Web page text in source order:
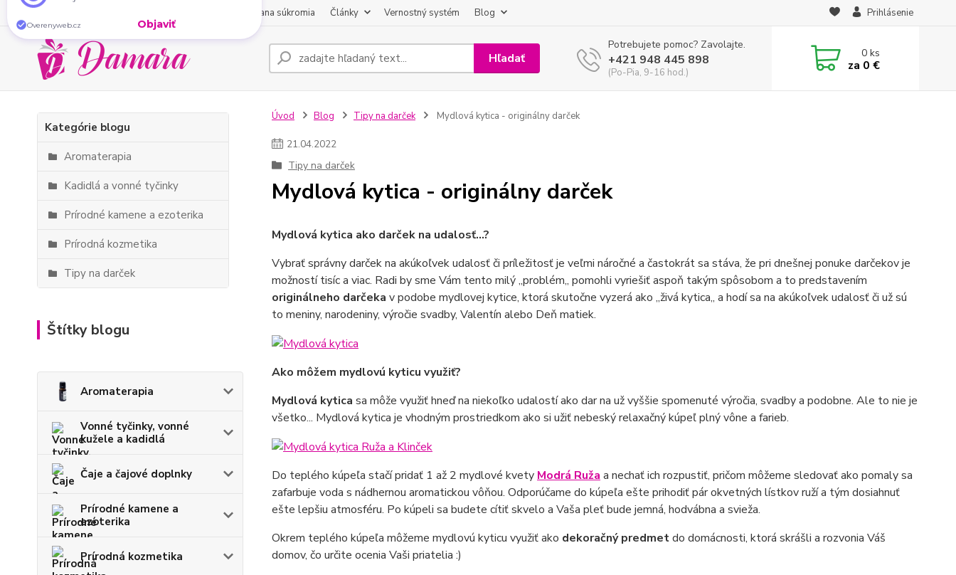
Ochrana súkromia Články Vernostný systém Blog Prihlásenie
Hľadať
Potrebujete pomoc? Zavolajte.
+421 948 445 898
(Po-Pia, 9-16 hod.)
0ks
za 0 €
Kategórie blogu
Aromaterapia
Kadidlá a vonné tyčinky
Prírodné kamene a ezoterika
Prírodná kozmetika
Tipy na darček
Štítky blogu
Aromaterapia
Vonné tyčinky, vonné
kužele a kadidlá
Čaje a čajové doplnky
Prírodné kamene a
ezoterika
Prírodná kozmetika
Úvod Blog Tipy na darček Mydlová kytica - originálny darček
21.04.2022
Tipy na darček
Mydlová kytica - originálny darček
Mydlová kytica ako darček na udalosť...?
Vybrať správny darček na akúkoľvek udalosť či príležitosť je veľmi náročné a častokrát sa stáva, že pri dnešnej ponuke darčekov je
možností tisíc a viac. Radi by sme Vám tento milý ,,problém,, pomohli vyriešiť aspoň takým spôsobom a to predstavením
originálneho darčeka v podobe mydlovej kytice, ktorá skutočne vyzerá ako ,,živá kytica,, a hodí sa na akúkoľvek udalosť či už sú
to meniny, narodeniny, výročie svadby, Valentín alebo Deň matiek.
Ako môžem mydlovú kyticu využiť?
Mydlová kytica sa môže využiť hneď na niekoľko udalostí ako dar na už vyššie spomenuté výročia, svadby a podobne. Ale to nie je
všetko... Mydlová kytica je vhodným prostriedkom ako si užiť nebeský relaxačný kúpeľ plný vône a farieb.
Do teplého kúpeľa stačí pridať 1 až 2 mydlové kvety Modrá Ruža a nechať ich rozpustiť, pričom môžeme sledovať ako pomaly sa
zafarbuje voda s nádhernou aromatickou vôňou. Odporúčame do kúpeľa ešte prihodiť pár okvetných lístkov ruží a tým dosiahnuť
ešte lepšiu atmosféru. Po kúpeli sa budete cítiť skvelo a Vaša pleť bude jemná, hodvábna a svieža.
Okrem teplého kúpeľa môžeme mydlovú kyticu využiť ako dekoračný predmetdo domácnosti, ktorá skrášli a rozvonia Váš
domov, čo určite ocenia Vaši priatelia :)
Chýba vám doma tá správna
tyčinky
ju vytvoria za pár sekúnd. Vyberte si tú
svoju.
Objaviť
Overenyweb.cz